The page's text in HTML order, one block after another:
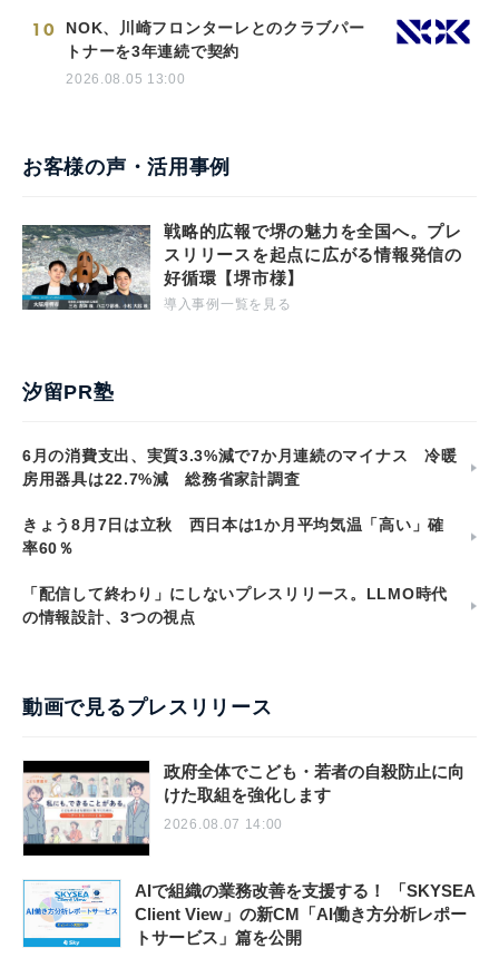
10
NOK、川崎フロンターレとのクラブパー
トナーを3年連続で契約
2026.08.05 13:00
お客様の声・活用事例
戦略的広報で堺の魅力を全国へ。プレ
スリリースを起点に広がる情報発信の
好循環【堺市様】
導入事例一覧を見る
汐留PR塾
6月の消費支出、実質3.3%減で7か月連続のマイナス 冷暖
房用器具は22.7%減 総務省家計調査
きょう8月7日は立秋 西日本は1か月平均気温「高い」確
率60％
「配信して終わり」にしないプレスリリース。LLMO時代
の情報設計、3つの視点
動画で見るプレスリリース
政府全体でこども・若者の自殺防止に向
けた取組を強化します
2026.08.07 14:00
AIで組織の業務改善を支援する！ 「SKYSEA
Client View」の新CM「AI働き方分析レポー
トサービス」篇を公開